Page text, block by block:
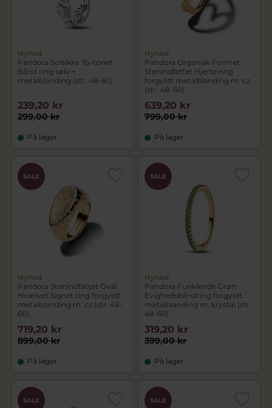
Nyhed
Pandora Solsikke To-tonet
Bånd ring sølv +
metalblanding (str. 48-60)
299,00 kr
239,20 kr
På lager
Nyhed
Pandora Organisk Formet
Stenindfattet Hjerte ring
forgyldt metalblanding m. cz
(str. 48-60)
799,00 kr
639,20 kr
På lager
SALE
Nyhed
Pandora Stenindfattet Oval
Hvælvet Signet ring forgyldt
metalblanding m. cz (str. 48-
60)
899,00 kr
719,20 kr
På lager
SALE
Nyhed
Pandora Funklende Grøn
Evighedsbåndring forgyldt
metalblanding m. krystal (str.
48-60)
399,00 kr
319,20 kr
På lager
SALE SALE